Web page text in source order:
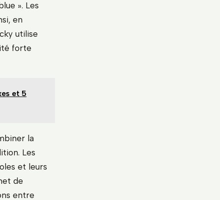
». Les
en
utilise
forte
et 5
la
Les
et leurs
de
entre